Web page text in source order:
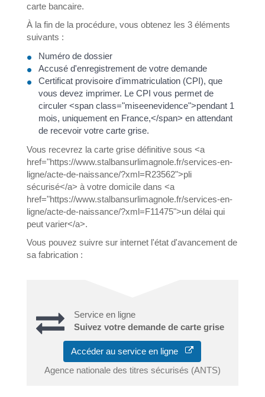
carte bancaire.
À la fin de la procédure, vous obtenez les 3 éléments
suivants :
Numéro de dossier
Accusé d'enregistrement de votre demande
Certificat provisoire d'immatriculation (CPI), que
vous devez imprimer. Le CPI vous permet de
circuler <span class="miseenevidence">pendant 1
mois, uniquement en France,</span> en attendant
de recevoir votre carte grise.
Vous recevrez la carte grise définitive sous <a
href="https://www.stalbansurlimagnole.fr/services-en-
ligne/acte-de-naissance/?xml=R23562">pli
sécurisé</a> à votre domicile dans <a
href="https://www.stalbansurlimagnole.fr/services-en-
ligne/acte-de-naissance/?xml=F11475">un délai qui
peut varier</a>.
Vous pouvez suivre sur internet l'état d'avancement de
sa fabrication :
Service en ligne
Suivez votre demande de carte grise
Accéder au service en ligne
Agence nationale des titres sécurisés (ANTS)